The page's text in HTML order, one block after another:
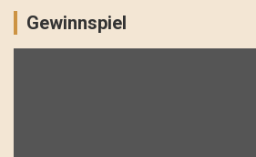
Gewinnspiel